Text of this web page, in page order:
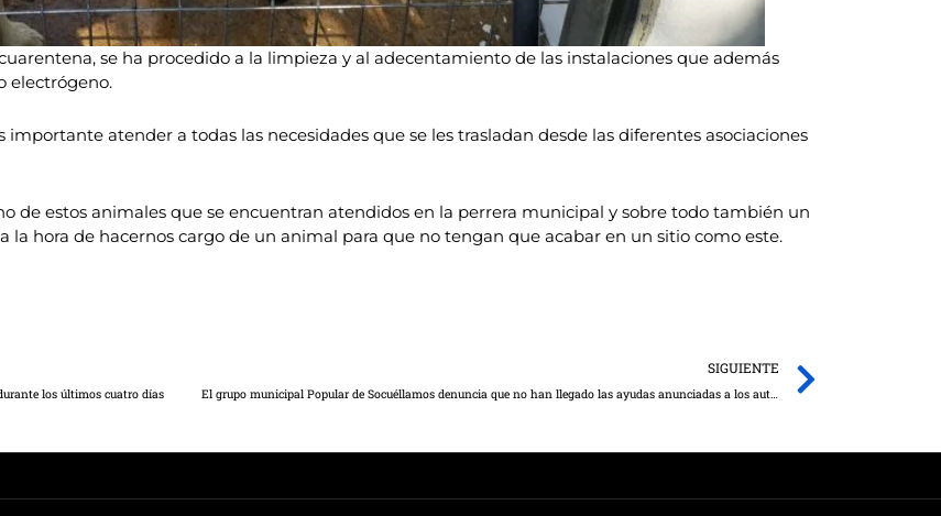
se ha procedido a la limpieza y al adecentamiento de las instalaciones que además
electrógeno.
atender a todas las necesidades que se les trasladan desde las diferentes asociaciones
de estos animales que se encuentran atendidos en la perrera municipal y sobre todo también un
la hora de hacernos cargo de un animal para que no tengan que acabar en un sitio como este.
los últimos cuatro días
SIGUIENTE
El grupo municipal Popular de Socuéllamos denuncia que no han llegado las ayudas anunciadas a los autónomos por parte del Gobierno local.